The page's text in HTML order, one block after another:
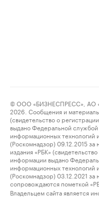
© ООО «БИЗНЕСПРЕСС», АО
2026. Сообщения и
(свидетельство о
выдано Федеральной
информационных технологий
(Роскомнадзор) 09.12.2015
издания «РБК»
информации выдано
информационных технологий
(Роскомнадзор) 03.12.2021
сопровождаются пометкой
Владельцем сайта является